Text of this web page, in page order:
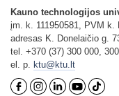
Kauno technologijos
įm. k. 111950581, PVM k.
adresas K. Donelaičio g.
tel. +370 (37) 300 000,
el. p. ktu@ktu.lt